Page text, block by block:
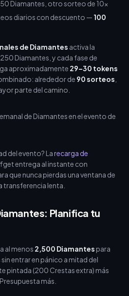
Diamantes, otro sorteo de 10x
diarios con descuento — 100
de Diamantes activa la
Diamantes, y cada fase de
aproximadamente 29–30 tokens
alrededor de 90 sorteos
parte del camino.
del evento? Larecarga de
entrega al instante con
que nunca pierdas una ventana de
transferencia lenta.
Planifica tu
al menos 2,500 Diamantespara
entrar en pánico a mitad del
pintada (200 Crestas extra) más
más.